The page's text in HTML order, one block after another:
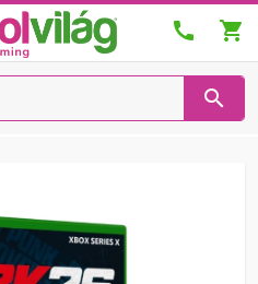
 
